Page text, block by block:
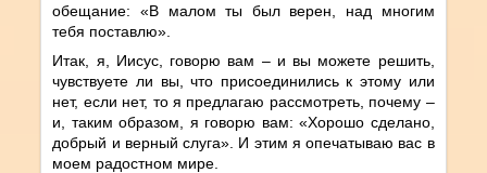
обещание: «В малом ты был верен, над многим
тебя поставлю».
Итак, я, Иисус, говорю вам – и вы можете решить,
чувствуете ли вы, что присоединились к этому или
нет, если нет, то я предлагаю рассмотреть, почему –
и, таким образом, я говорю вам: «Хорошо сделано,
добрый и верный слуга». И этим я опечатываю вас в
моем радостном мире.